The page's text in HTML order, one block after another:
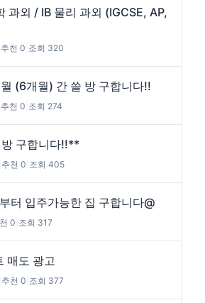
과외 / IB 물리 과외 (IGCSE, AP,
추천 0 조회 320
(6개월) 간 쓸 방 구합니다!!
추천 0 조회 274
구합니다!!**
추천 0 조회 405
터 입주가능한 집 구합니다@
0 조회 317
매도 광고
추천 0 조회 377